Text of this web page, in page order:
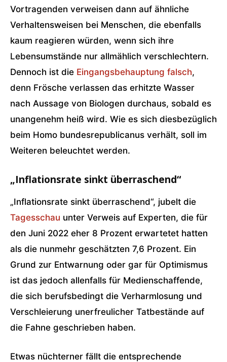
Vortragenden verweisen dann auf ähnliche
Verhaltensweisen bei Menschen, die ebenfalls
kaum reagieren würden, wenn sich ihre
Lebensumstände nur allmählich verschlechtern.
Dennoch ist die Eingangsbehauptung falsch,
denn Frösche verlassen das erhitzte Wasser
nach Aussage von Biologen durchaus, sobald es
unangenehm heiß wird. Wie es sich diesbezüglich
beim Homo bundesrepublicanus verhält, soll im
Weiteren beleuchtet werden.
„Inflationsrate sinkt überraschend“
„Inflationsrate sinkt überraschend“, jubelt die
Tagesschau unter Verweis auf Experten, die für
den Juni 2022 eher 8 Prozent erwartetet hatten
als die nunmehr geschätzten 7,6 Prozent. Ein
Grund zur Entwarnung oder gar für Optimismus
ist das jedoch allenfalls für Medienschaffende,
die sich berufsbedingt die Verharmlosung und
Verschleierung unerfreulicher Tatbestände auf
die Fahne geschrieben haben.
Etwas nüchterner fällt die entsprechende